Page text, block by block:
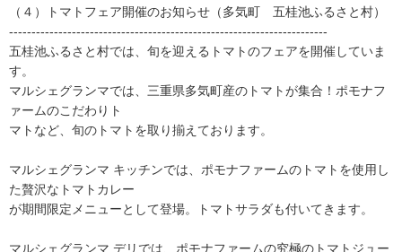
（４）トマトフェア開催のお知らせ（多気町 五桂池ふるさと村）
-----------------------------------------------------------------------
五桂池ふるさと村では、旬を迎えるトマトのフェアを開催していま
す。
マルシェグランマでは、三重県多気町産のトマトが集合！ポモナフ
ァームのこだわりト
マトなど、旬のトマトを取り揃えております。
マルシェグランマ キッチンでは、ポモナファームのトマトを使用し
た贅沢なトマトカレー
が期間限定メニューとして登場。トマトサラダも付いてきます。
マルシェグランマ デリでは、ポモナファームの究極のトマトジュー